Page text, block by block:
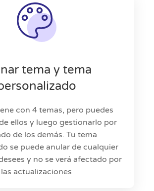
tema y tema
con 4 temas, pero puedes
ellos y luego gestionarlo por
de los demás. Tu tema
se puede anular de cualquier
y no se verá afectado por
las actualizaciones